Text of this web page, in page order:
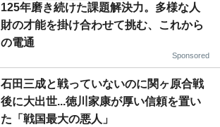
125年磨き続けた課題解決力。多様な人
財の才能を掛け合わせて挑む、これから
の電通
Sponsored
石田三成と戦っていないのに関ヶ原合戦
後に大出世...徳川家康が厚い信頼を置い
た「戦国最大の悪人」